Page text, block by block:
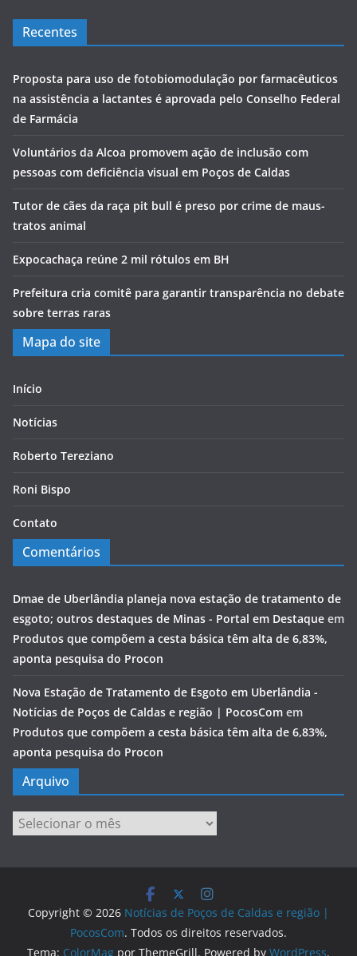
Recentes
Proposta para uso de fotobiomodulação por farmacêuticos
na assistência a lactantes é aprovada pelo Conselho Federal
de Farmácia
Voluntários da Alcoa promovem ação de inclusão com
pessoas com deficiência visual em Poços de Caldas
Tutor de cães da raça pit bull é preso por crime de maus-
tratos animal
Expocachaça reúne 2 mil rótulos em BH
Prefeitura cria comitê para garantir transparência no debate
sobre terras raras
Mapa do site
Início
Notícias
Roberto Tereziano
Roni Bispo
Contato
Comentários
Dmae de Uberlândia planeja nova estação de tratamento de
esgoto; outros destaques de Minas - Portal em Destaque em
Produtos que compõem a cesta básica têm alta de 6,83%,
aponta pesquisa do Procon
Nova Estação de Tratamento de Esgoto em Uberlândia -
Notícias de Poços de Caldas e região | PocosCom em
Produtos que compõem a cesta básica têm alta de 6,83%,
aponta pesquisa do Procon
Arquivo
Arquivo
Copyright © 2026 Notícias de Poços de Caldas e região |
PocosCom. Todos os direitos reservados.
Tema: ColorMag por ThemeGrill. Powered by WordPress.